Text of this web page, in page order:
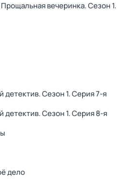
вечеринка. Сезон 1.
детектив. Сезон 1. Серия 7-я
детектив. Сезон 1. Серия 8-я
дело